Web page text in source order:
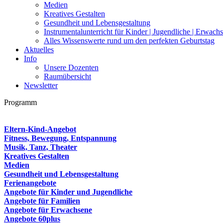
Medien
Kreatives Gestalten
Gesundheit und Lebensgestaltung
Instrumentalunterricht für Kinder | Jugendliche |
Alles Wissenswerte rund um den perfekten Geburtstag
Aktuelles
Info
Unsere Dozenten
Raumübersicht
Newsletter
Programm
Eltern-Kind-Angebot
Fitness, Bewegung, Entspannung
Musik, Tanz, Theater
Kreatives Gestalten
Medien
Gesundheit und Lebensgestaltung
Ferienangebote
Angebote für Kinder und Jugendliche
Angebote für Familien
Angebote für Erwachsene
Angebote 60plus